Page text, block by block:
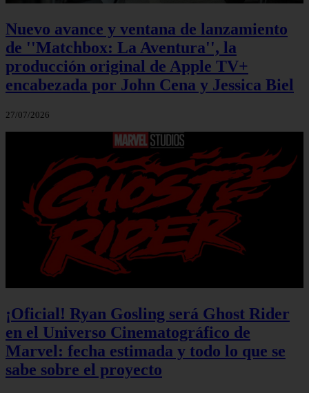
Nuevo avance y ventana de lanzamiento
de ''Matchbox: La Aventura'', la
producción original de Apple TV+
encabezada por John Cena y Jessica Biel
27/07/2026
¡Oficial! Ryan Gosling será Ghost Rider
en el Universo Cinematográfico de
Marvel: fecha estimada y todo lo que se
sabe sobre el proyecto